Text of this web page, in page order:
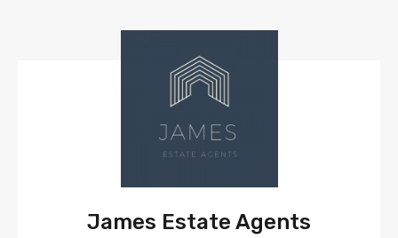
James Estate Agents